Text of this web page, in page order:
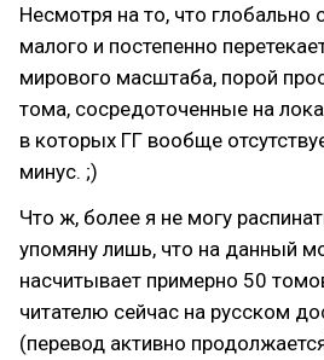
Несмотря на то, что глобально
малого и постепенно
мирового масштаба, порой
тома, сосредоточенные на
в которых ГГ вообще
минус. ;)
Что ж, более я не могу
упомяну лишь, что на данный
насчитывает примерно 50
читателю сейчас на русском
(перевод активно